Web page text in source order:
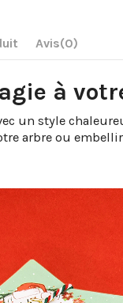
Avis(0)
à
un style
arbre ou